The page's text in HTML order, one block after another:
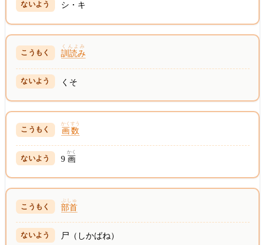
シ・キ
訓読み
くんよみ
くそ
画数
かくすう
9画
かく
部首
ぶしゅ
尸（しかばね）